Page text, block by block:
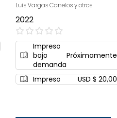
Luis Vargas Canelos y otros
2022
0%
Impreso
bajo
demanda
Próximamente
Impreso USD $ 20,00